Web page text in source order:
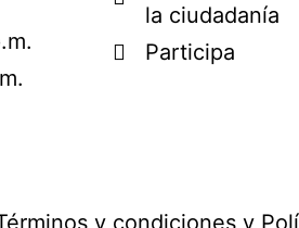
la ciudadanía
Participa
y condiciones y